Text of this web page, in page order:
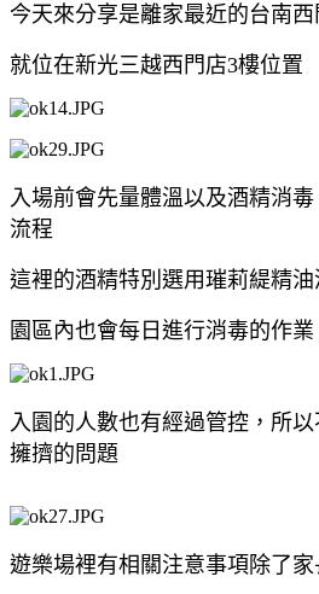
今天來分享是離家最近的台南西
就位在新光三越西門店3樓位置
入場前會先量體溫以及酒精消
流程
這裡的酒精特別選用璀莉緹精油
園區內也會每日進行消毒的作業
入園的人數也有經過管控，所
擁擠的問題
遊樂場裡有相關注意事項除了